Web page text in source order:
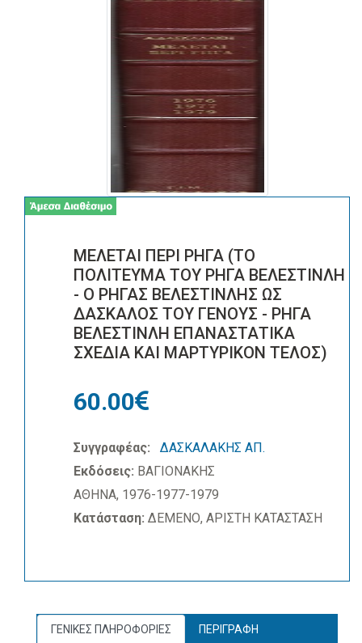
ΜΕΛΕΤΑΙ ΠΕΡΙ ΡΗΓΑ (ΤΟ
ΠΟΛΙΤΕΥΜΑ ΤΟΥ ΡΗΓΑ ΒΕΛΕΣΤΙΝΛΗ
- Ο ΡΗΓΑΣ ΒΕΛΕΣΤΙΝΛΗΣ ΩΣ
ΔΑΣΚΑΛΟΣ ΤΟΥ ΓΕΝΟΥΣ - ΡΗΓΑ
ΒΕΛΕΣΤΙΝΛΗ ΕΠΑΝΑΣΤΑΤΙΚΑ
ΣΧΕΔΙΑ ΚΑΙ ΜΑΡΤΥΡΙΚΟΝ ΤΕΛΟΣ)
60.00
Συγγραφέας:
ΔΑΣΚΑΛΑΚΗΣ ΑΠ.
Εκδόσεις: ΒΑΓΙΟΝΑΚΗΣ
ΑΘΗΝΑ, 1976-1977-1979
Κατάσταση: ΔΕΜΕΝΟ, ΑΡΙΣΤΗ ΚΑΤΑΣΤΑΣΗ
ΓΕΝΙΚΕΣ ΠΛΗΡΟΦΟΡΙΕΣ ΠΕΡΙΓΡΑΦΗ